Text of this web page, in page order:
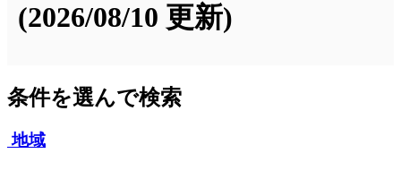
(2026/08/10 更新)
条件を選んで検索
地域